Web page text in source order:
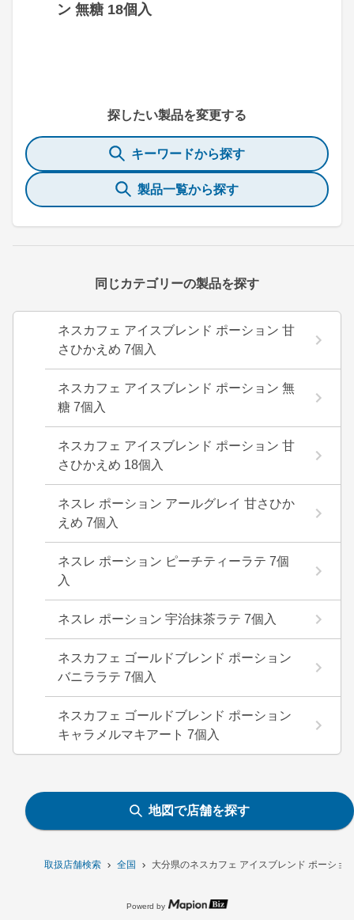
取扱店舗検索 全国 大分県のネスカフェ アイスブレンド ポーショ
ン 無糖 18個入
探したい製品を変更する
キーワードから探す
製品一覧から探す
同じカテゴリーの製品を探す
ネスカフェ アイスブレンド ポーション 甘
さひかえめ 7個入
ネスカフェ アイスブレンド ポーション 無
糖 7個入
ネスカフェ アイスブレンド ポーション 甘
さひかえめ 18個入
ネスレ ポーション アールグレイ 甘さひか
えめ 7個入
ネスレ ポーション ピーチティーラテ 7個
入
ネスレ ポーション 宇治抹茶ラテ 7個入
ネスカフェ ゴールドブレンド ポーション
バニララテ 7個入
ネスカフェ ゴールドブレンド ポーション
キャラメルマキアート 7個入
地図で店舗を探す
Powerd by